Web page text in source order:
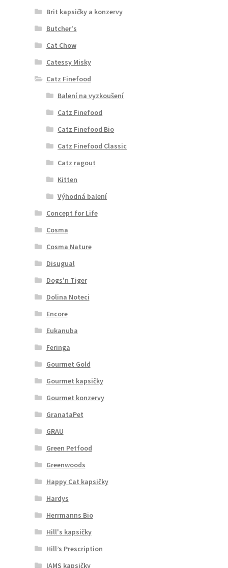
Brit kapsičky a konzervy
Butcher's
Cat Chow
Catessy Misky
Catz Finefood
Balení na vyzkoušení
Catz Finefood
Catz Finefood Bio
Catz Finefood Classic
Catz ragout
Kitten
Výhodná balení
Concept for Life
Cosma
Cosma Nature
Disugual
Dogs'n Tiger
Dolina Noteci
Encore
Eukanuba
Feringa
Gourmet Gold
Gourmet kapsičky
Gourmet konzervy
GranataPet
GRAU
Green Petfood
Greenwoods
Happy Cat kapsičky
Hardys
Herrmanns Bio
Hill's kapsičky
Hill’s Prescription
IAMS kapsičky